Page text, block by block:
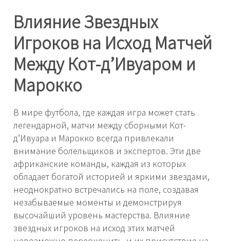
Влияние Звездных
Игроков на Исход Матчей
Между Кот-д’Ивуаром и
Марокко
В мире футбола, где каждая игра может стать
легендарной, матчи между сборными Кот-
д’Ивуара и Марокко всегда привлекали
внимание болельщиков и экспертов. Эти две
африканские команды, каждая из которых
обладает богатой историей и яркими звездами,
неоднократно встречались на поле, создавая
незабываемые моменты и демонстрируя
высочайший уровень мастерства. Влияние
звездных игроков на исход этих матчей